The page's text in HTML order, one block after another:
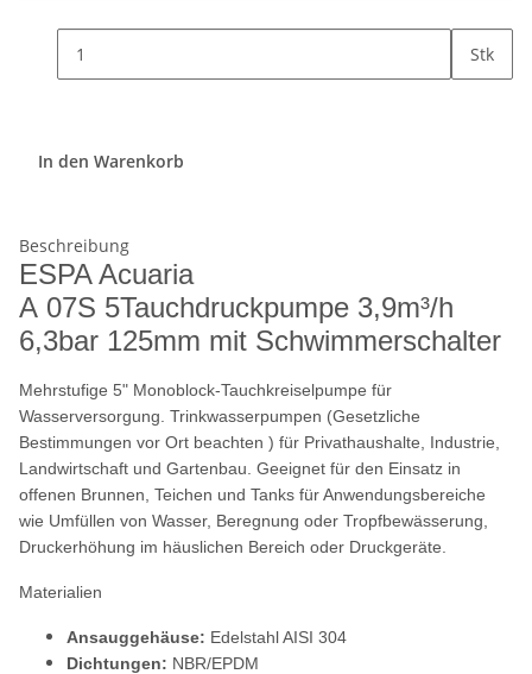
Stk
In den Warenkorb
Beschreibung
ESPA Acuaria
A 07S 5Tauchdruckpumpe 3,9m³/h
6,3bar 125mm mit Schwimmerschalter
Mehrstufige 5" Monoblock-Tauchkreiselpumpe für
Wasserversorgung. Trinkwasserpumpen (Gesetzliche
Bestimmungen vor Ort beachten ) für Privathaushalte, Industrie,
Landwirtschaft und Gartenbau. Geeignet für den Einsatz in
offenen Brunnen, Teichen und Tanks für Anwendungsbereiche
wie Umfüllen von Wasser, Beregnung oder Tropfbewässerung,
Druckerhöhung im häuslichen Bereich oder Druckgeräte.
Materialien
Ansauggehäuse: Edelstahl AISI 304
Dichtungen: NBR/EPDM